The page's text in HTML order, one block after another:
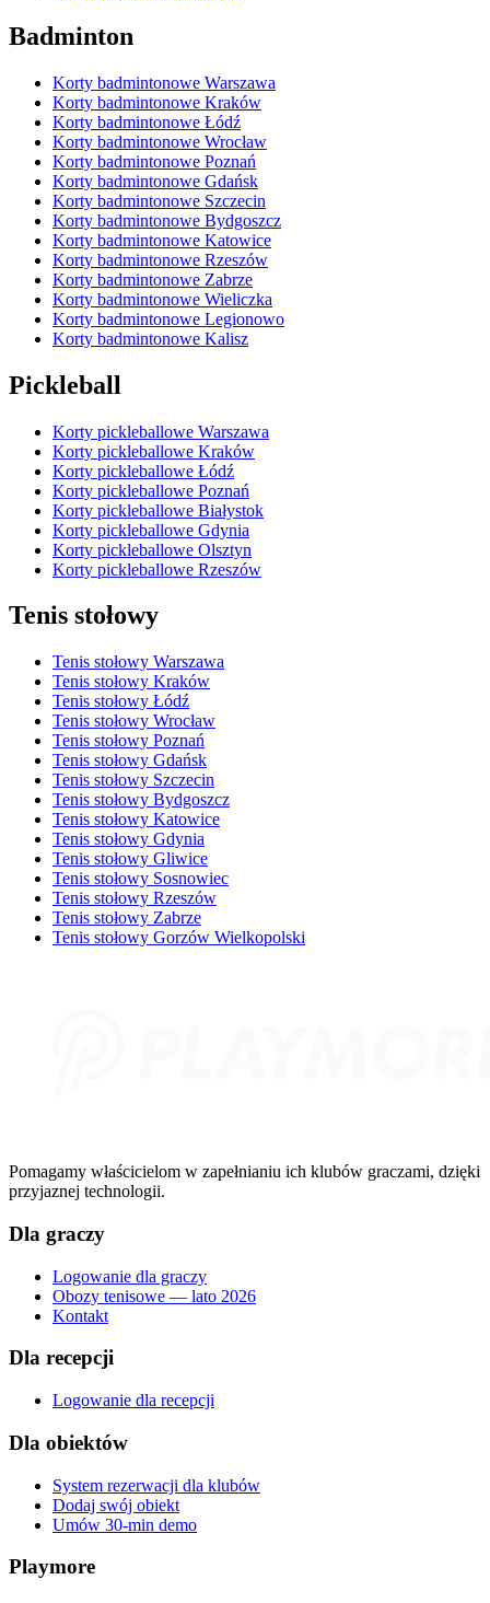
Badminton
Korty badmintonowe Warszawa
Korty badmintonowe Kraków
Korty badmintonowe Łódź
Korty badmintonowe Wrocław
Korty badmintonowe Poznań
Korty badmintonowe Gdańsk
Korty badmintonowe Szczecin
Korty badmintonowe Bydgoszcz
Korty badmintonowe Katowice
Korty badmintonowe Rzeszów
Korty badmintonowe Zabrze
Korty badmintonowe Wieliczka
Korty badmintonowe Legionowo
Korty badmintonowe Kalisz
Pickleball
Korty pickleballowe Warszawa
Korty pickleballowe Kraków
Korty pickleballowe Łódź
Korty pickleballowe Poznań
Korty pickleballowe Białystok
Korty pickleballowe Gdynia
Korty pickleballowe Olsztyn
Korty pickleballowe Rzeszów
Tenis stołowy
Tenis stołowy Warszawa
Tenis stołowy Kraków
Tenis stołowy Łódź
Tenis stołowy Wrocław
Tenis stołowy Poznań
Tenis stołowy Gdańsk
Tenis stołowy Szczecin
Tenis stołowy Bydgoszcz
Tenis stołowy Katowice
Tenis stołowy Gdynia
Tenis stołowy Gliwice
Tenis stołowy Sosnowiec
Tenis stołowy Rzeszów
Tenis stołowy Zabrze
Tenis stołowy Gorzów Wielkopolski
Pomagamy właścicielom w zapełnianiu ich klubów graczami, dzięki
przyjaznej technologii.
Dla graczy
Logowanie dla graczy
Obozy tenisowe — lato 2026
Kontakt
Dla recepcji
Logowanie dla recepcji
Dla obiektów
System rezerwacji dla klubów
Dodaj swój obiekt
Umów 30-min demo
Playmore